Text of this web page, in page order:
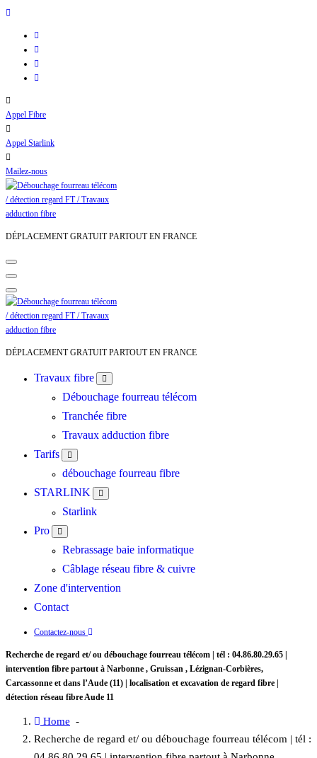
Aller
contenu
Appel Fibre
Appel Starlink
Mailez-nous
DÉPLACEMENT GRATUIT PARTOUT EN FRANCE
DÉPLACEMENT GRATUIT PARTOUT EN FRANCE
Travaux fibre
Débouchage fourreau télécom
Tranchée fibre
Travaux adduction fibre
Tarifs
débouchage fourreau fibre
STARLINK
Starlink
Pro
Rebrassage baie informatique
Câblage réseau fibre & cuivre
Zone d'intervention
Contact
Contactez-nous
Recherche de regard et/ ou débouchage fourreau télécom | tél : 04.86.80.29.65 |
intervention fibre partout à Narbonne , Gruissan , Lézignan-Corbières,
Carcassonne et dans l’Aude (11) | localisation et excavation de regard fibre |
détection réseau fibre Aude 11
Home -
Recherche de regard et/ ou débouchage fourreau télécom | tél :